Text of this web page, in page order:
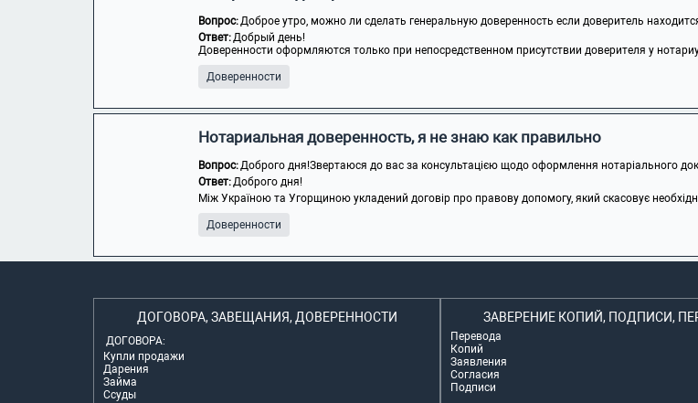
Вопрос:Доброе утро, можно ли сделать генеральную доверенность если доверитель
Ответ:Добрый день!
Доверенности оформляются только при непосредственном присутствии доверителя у
Доверенности
Нотариальная доверенность, я не знаю как правильно
Вопрос:Доброго дня!Звертаюся до вас за консультацією щодо оформлення нотаріального
Ответ:Доброго дня!
Між Україною та Угорщиною укладений договір про правову допомогу, який скасовує
Доверенности
ДОГОВОРА, ЗАВЕЩАНИЯ, ДОВЕРЕННОСТИ
ДОГОВОРА:
Купли продажи
Дарения
Займа
Ссуды
ЗАВЕРЕНИЕ КОПИЙ, ПОДПИСИ,
Перевода
Копий
Заявления
Согласия
Подписи